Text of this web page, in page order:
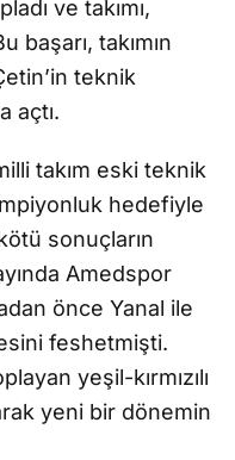
ve takımı,
başarı, takımın
teknik
açtı.
takım eski teknik
hedefiyle
sonuçların
Amedspor
önce Yanal ile
feshetmişti.
yeşil-kırmızılı
yeni bir dönemin